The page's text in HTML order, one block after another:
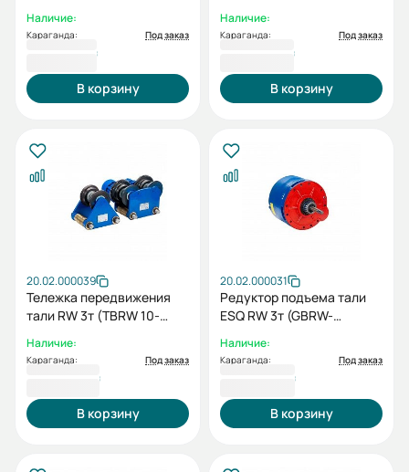
(IBRW 10-05/10)
Наличие:
Караганда: Под заказ
В корзину
Наличие:
Караганда: Под заказ
В корзину
20.02.000039
Тележка передвижения
тали RW 3т (TBRW 10-
Наличие:
Караганда: Под заказ
В корзину
20.02.000031
Редуктор подъема тали
ESQ RW 3т (GBRW-
Наличие:
Караганда: Под заказ
В корзину